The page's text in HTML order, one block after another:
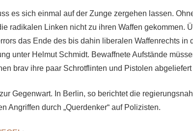
es sich einmal auf der Zunge zergehen lassen.
radikalen Linken nicht zu ihren Waffen gekommen.
das Ende des bis dahin liberalen Waffenrechts in
unter Helmut Schmidt. Bewaffnete Aufstände
brav ihre paar Schrotflinten und Pistolen
Gegenwart. In Berlin, so berichtet die
Angriffen durch „Querdenker“ auf Polizisten.